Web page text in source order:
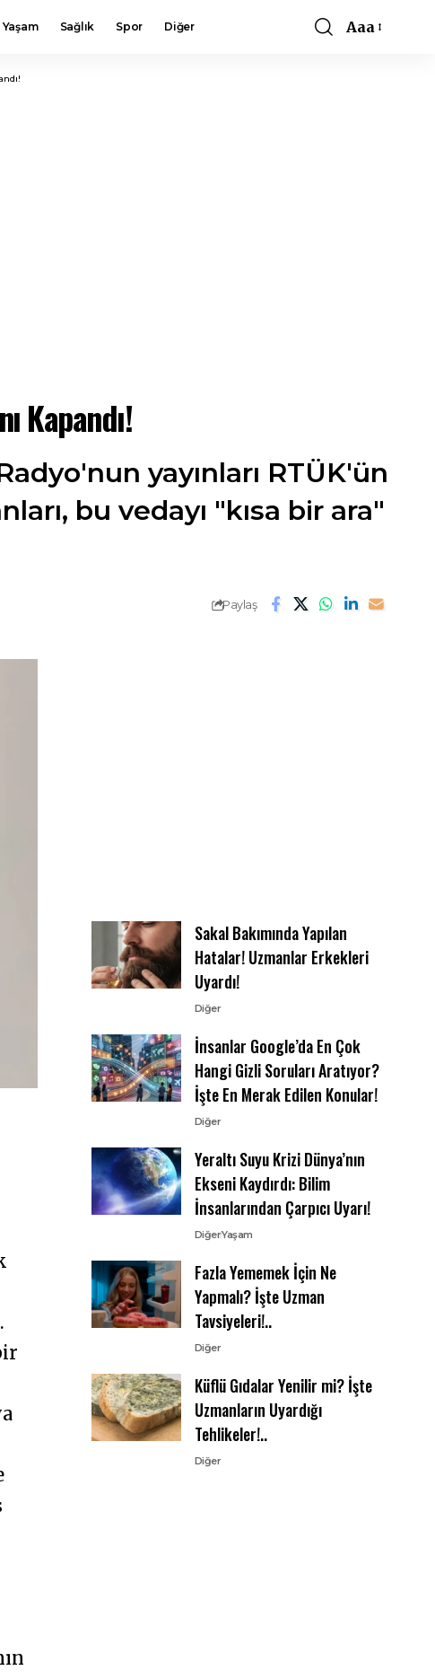
Yaşam Sağlık Spor Diğer
Font
Aaa
Kapandı!
yayınları RTÜK'ün
bu vedayı "kısa bir ara"
Paylaş
Sakal Bakımında Yapılan
Hatalar! Uzmanlar Erkekleri
Uyardı!
Diğer
İnsanlar Google’da En Çok
Hangi Gizli Soruları Aratıyor?
İşte En Merak Edilen Konular!
Diğer
Yeraltı Suyu Krizi Dünya’nın
Ekseni Kaydırdı: Bilim
İnsanlarından Çarpıcı Uyarı!
DiğerYaşam
Fazla Yememek İçin Ne
Yapmalı? İşte Uzman
Tavsiyeleri!..
Diğer
Küflü Gıdalar Yenilir mi? İşte
Uzmanların Uyardığı
Tehlikeler!..
Diğer